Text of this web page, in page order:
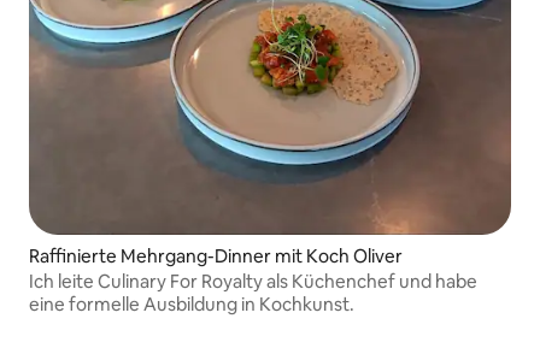
Raffinierte Mehrgang-Dinner mit Koch Oliver
Ich leite Culinary For Royalty als Küchenchef und habe
eine formelle Ausbildung in Kochkunst.